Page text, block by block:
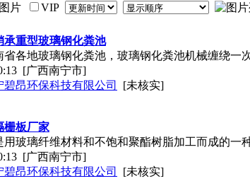
图片 VIP
承重型玻璃钢化粪池
省各地玻璃钢化粪池，玻璃钢化粪池机械缠绕
[广西南宁市]
碧昂环保科技有限公司
[未核实]
栅板厂家
用玻璃纤维材料和不饱和聚酯树脂加工而成的一
[广西南宁市]
碧昂环保科技有限公司
[未核实]